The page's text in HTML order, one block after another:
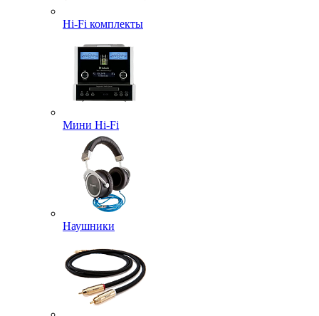
Hi-Fi комплекты
Мини Hi-Fi
Наушники